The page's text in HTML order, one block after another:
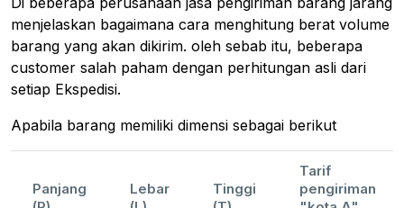
menjelaskan bagaimana cara menghitung berat volume
barang yang akan dikirim. oleh sebab itu, beberapa
customer salah paham dengan perhitungan asli dari
setiap Ekspedisi.
Apabila barang memiliki dimensi sebagai berikut
Panjang
Lebar
Tinggi
Tarif
pengiriman